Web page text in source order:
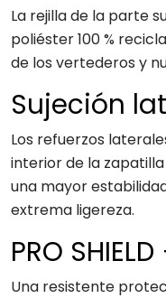
La rejilla de la parte
poliéster 100 %
de los vertederos y
Sujeción
Los refuerzos
interior de la
una mayor
extrema ligereza.
PRO SHIELD
Una resistente